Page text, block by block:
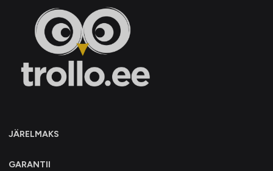
JÄRELMAKS
GARANTII